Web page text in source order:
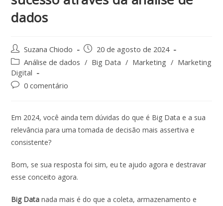
dados
Suzana Chiodo
20 de agosto de 2024
Análise de dados / Big Data / Marketing / Marketing
Digital
0 comentário
Em 2024, você ainda tem dúvidas do que é Big Data e a sua
relevância para uma tomada de decisão mais assertiva e
consistente?
Bom, se sua resposta foi sim, eu te ajudo agora e destravar
esse conceito agora.
Big Data nada mais é do que a coleta, armazenamento e